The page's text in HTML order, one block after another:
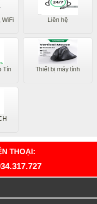
WiFi Liên hệ
Tín
Thiết bị máy tính
THOẠI: